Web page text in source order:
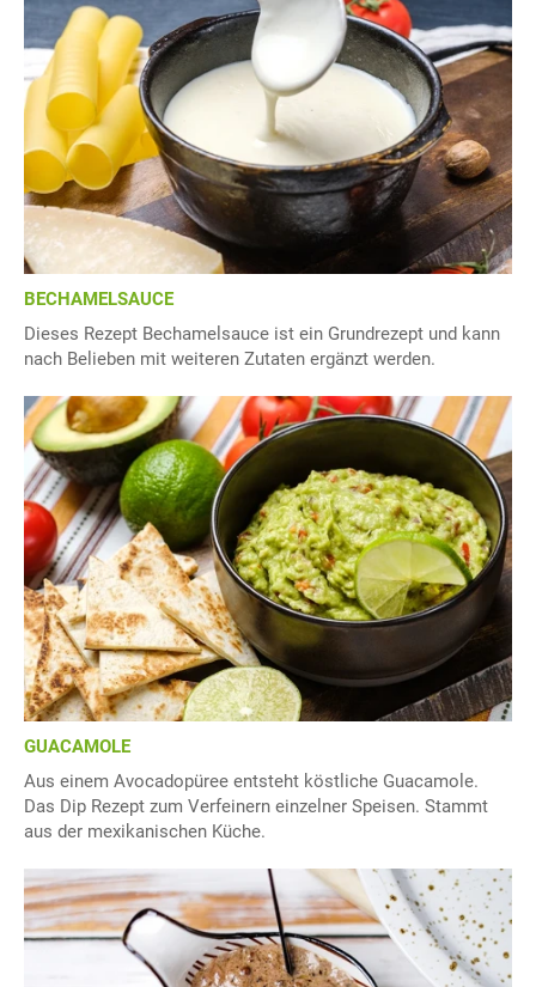
BECHAMELSAUCE
Dieses Rezept Bechamelsauce ist ein Grundrezept und kann
nach Belieben mit weiteren Zutaten ergänzt werden.
GUACAMOLE
Aus einem Avocadopüree entsteht köstliche Guacamole.
Das Dip Rezept zum Verfeinern einzelner Speisen. Stammt
aus der mexikanischen Küche.